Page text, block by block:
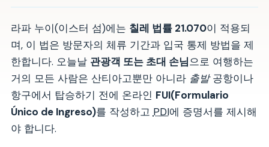
라파 누이(이스터 섬)에는 칠레 법률 21.070이 적용되
며, 이 법은 방문자의 체류 기간과 입국 통제 방법을 제
한합니다. 오늘날 관광객 또는 초대 손님으로 여행하는
거의 모든 사람은 산티아고뿐만 아니라 출발공항이나
항구에서 탑승하기 전에 온라인 FUI(Formulario
Único de Ingreso)를 작성하고 PDI에 증명서를 제시해
야 합니다.